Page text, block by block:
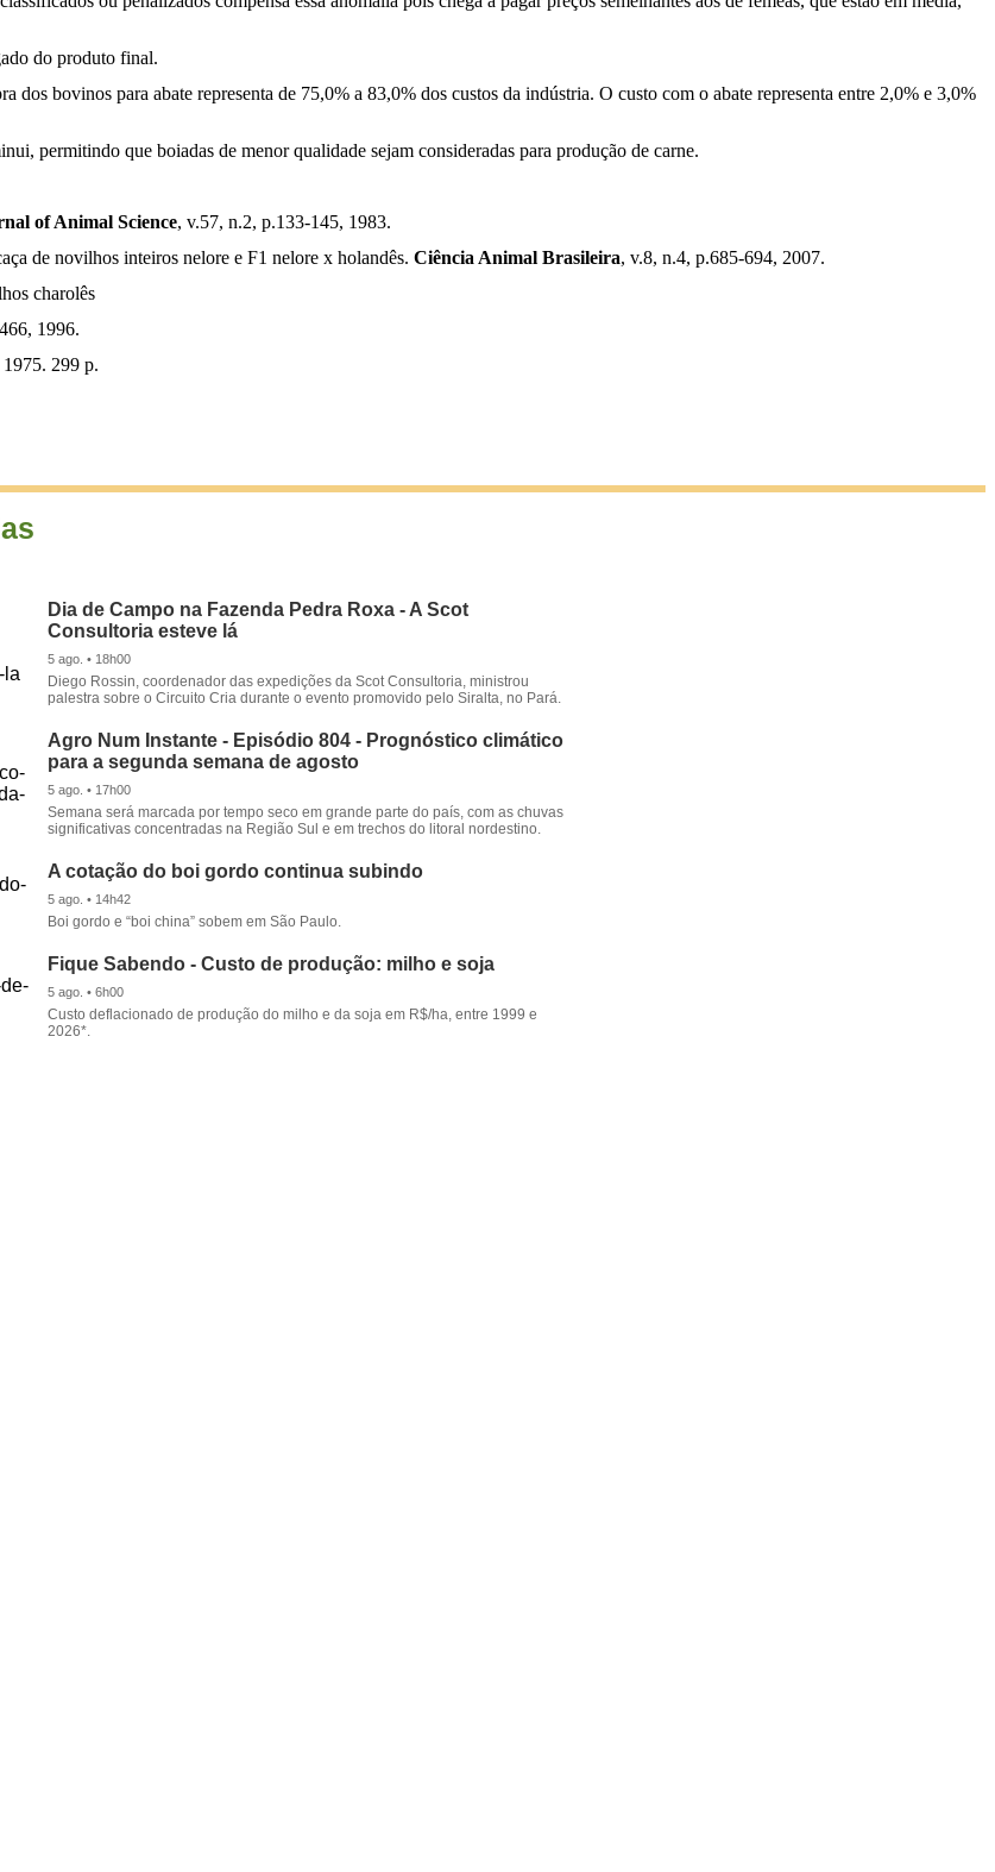
do produto final.
bovinos para abate representa de 75,0% a 83,0% dos custos da indústria. O custo com o abate representa entre 2,0% e 3,0%
permitindo que boiadas de menor qualidade sejam consideradas para produção de carne.
of Animal Science, v.57, n.2, p.133-145, 1983.
de novilhos inteiros nelore e F1 nelore x holandês. Ciência Animal Brasileira, v.8, n.4, p.685-694, 2007.
charolês
1996.
1975. 299 p.
Dia de Campo na Fazenda Pedra Roxa - A Scot
Consultoria esteve lá
5 ago. • 18h00
Diego Rossin, coordenador das expedições da Scot Consultoria, ministrou
palestra sobre o Circuito Cria durante o evento promovido pelo Siralta, no Pará.
Agro Num Instante - Episódio 804 - Prognóstico climático
para a segunda semana de agosto
5 ago. • 17h00
Semana será marcada por tempo seco em grande parte do país, com as chuvas
significativas concentradas na Região Sul e em trechos do litoral nordestino.
A cotação do boi gordo continua subindo
5 ago. • 14h42
Boi gordo e “boi china” sobem em São Paulo.
Fique Sabendo - Custo de produção: milho e soja
5 ago. • 6h00
Custo deflacionado de produção do milho e da soja em R$/ha, entre 1999 e
2026*.